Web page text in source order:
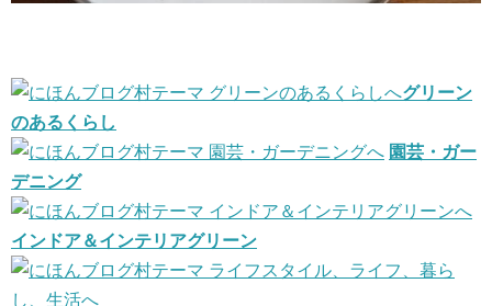
グリーン
のあるくらし
園芸・ガー
デニング
インドア＆インテリアグリーン